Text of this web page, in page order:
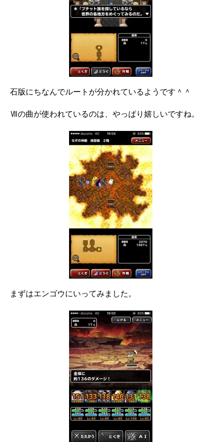
石版にちなんでルートが分かれているようです＾＾
Ⅶの曲が使われているのは、やっぱり嬉しいですね。
まずはエンゴウにいってみました。